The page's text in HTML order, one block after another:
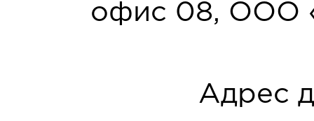
офис 08, ООО
Адрес